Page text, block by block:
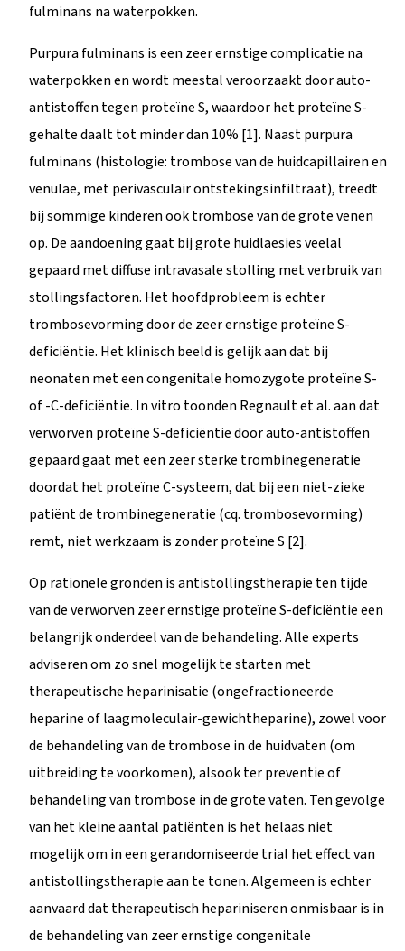
fulminans na waterpokken.
Purpura fulminans is een zeer ernstige complicatie na
waterpokken en wordt meestal veroorzaakt door auto-
antistoffen tegen proteïne S, waardoor het proteïne S-
gehalte daalt tot minder dan 10% [1]. Naast purpura
fulminans (histologie: trombose van de huidcapillairen en
venulae, met perivasculair ontstekingsinfiltraat), treedt
bij sommige kinderen ook trombose van de grote venen
op. De aandoening gaat bij grote huidlaesies veelal
gepaard met diffuse intravasale stolling met verbruik van
stollingsfactoren. Het hoofdprobleem is echter
trombosevorming door de zeer ernstige proteïne S-
deficiëntie. Het klinisch beeld is gelijk aan dat bij
neonaten met een congenitale homozygote proteïne S-
of -C-deficiëntie. In vitro toonden Regnault et al. aan dat
verworven proteïne S-deficiëntie door auto-antistoffen
gepaard gaat met een zeer sterke trombinegeneratie
doordat het proteïne C-systeem, dat bij een niet-zieke
patiënt de trombinegeneratie (cq. trombosevorming)
remt, niet werkzaam is zonder proteïne S [2].
Op rationele gronden is antistollingstherapie ten tijde
van de verworven zeer ernstige proteïne S-deficiëntie een
belangrijk onderdeel van de behandeling. Alle experts
adviseren om zo snel mogelijk te starten met
therapeutische heparinisatie (ongefractioneerde
heparine of laagmoleculair-gewichtheparine), zowel voor
de behandeling van de trombose in de huidvaten (om
uitbreiding te voorkomen), alsook ter preventie of
behandeling van trombose in de grote vaten. Ten gevolge
van het kleine aantal patiënten is het helaas niet
mogelijk om in een gerandomiseerde trial het effect van
antistollingstherapie aan te tonen. Algemeen is echter
aanvaard dat therapeutisch hepariniseren onmisbaar is in
de behandeling van zeer ernstige congenitale